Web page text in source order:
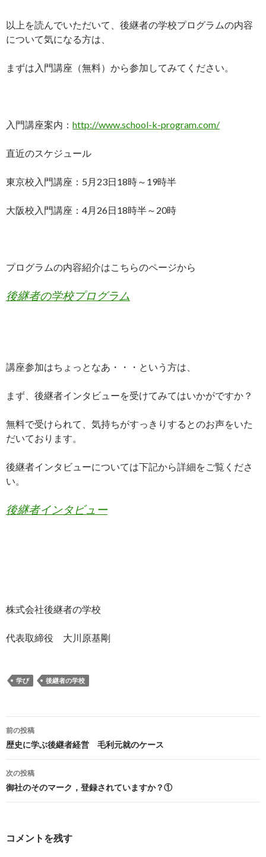
以上を読んでいただいて、後継者の学校プログラムの内容
について気になる方は、
まずは入門講座（無料）から参加してみてください。
入門講座案内： http://www.school-k-program.com/
直近のスケジュール
東京校入門講座：5月23日18時～19時半
大阪校入門講座：4月26日18時半～20時
プログラムの内容紹介はこちらのページから
後継者の学校プログラム
講座参加はちょっとなあ・・・という方は、
まず、後継者インタビューを受けてみてはいかがですか？
無料で受けられて、気持ちがすっきりするとのお声をいた
だいております。
後継者インタビューについては下記から詳細をご覧くださ
い。
後継者インタビュー
株式会社後継者の学校
代表取締役 大川原基剛
学び 後継者の学校
投
稿
ナ
ゲ
前の投稿
歴史に学ぶ後継者経営 毛利元就のケース
次の投稿
御社のそのマーク，登録されていますか？①
コメントを残す